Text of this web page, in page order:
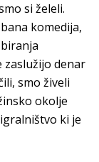
si želeli.
komedija,
zaslužijo denar
smo živeli
okolje
ki je